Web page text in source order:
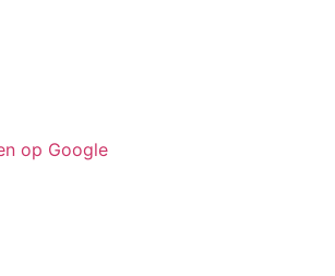
op Google